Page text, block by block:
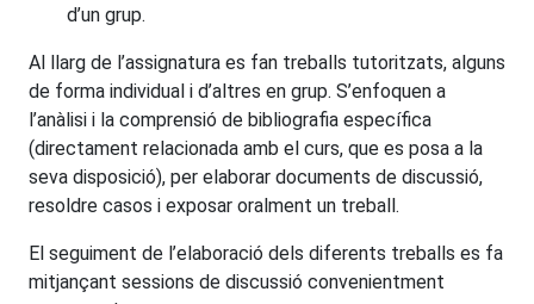
d’un grup.
Al llarg de l’assignatura es fan treballs tutoritzats, alguns
de forma individual i d’altres en grup. S’enfoquen a
l’anàlisi i la comprensió de bibliografia específica
(directament relacionada amb el curs, que es posa a la
seva disposició), per elaborar documents de discussió,
resoldre casos i exposar oralment un treball.
El seguiment de l’elaboració dels diferents treballs es fa
mitjançant sessions de discussió convenientment